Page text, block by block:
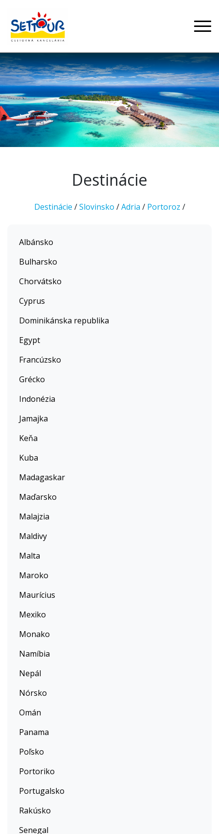
Destinácie
Destinácie /Slovinsko /Adria / Portoroz /
Albánsko
Bulharsko
Chorvátsko
Cyprus
Dominikánska republika
Egypt
Francúzsko
Grécko
Indonézia
Jamajka
Keňa
Kuba
Madagaskar
Maďarsko
Malajzia
Maldivy
Malta
Maroko
Maurícius
Mexiko
Monako
Namíbia
Nepál
Nórsko
Omán
Panama
Poľsko
Portoriko
Portugalsko
Rakúsko
Senegal